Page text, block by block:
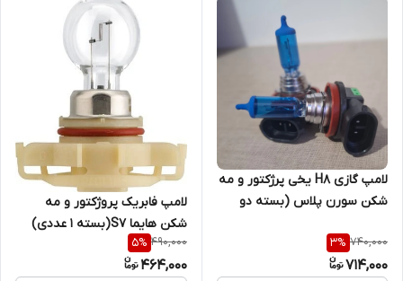
لامپ گازی H8 یخی پرژکتور و مه
شکن سورن پلاس (بسته دو
740,000
3%
714,000
لامپ فابریک پروژکتور و مه
شکن هایما S7(بسته ۱ عددی)
490,000
5%
464,000